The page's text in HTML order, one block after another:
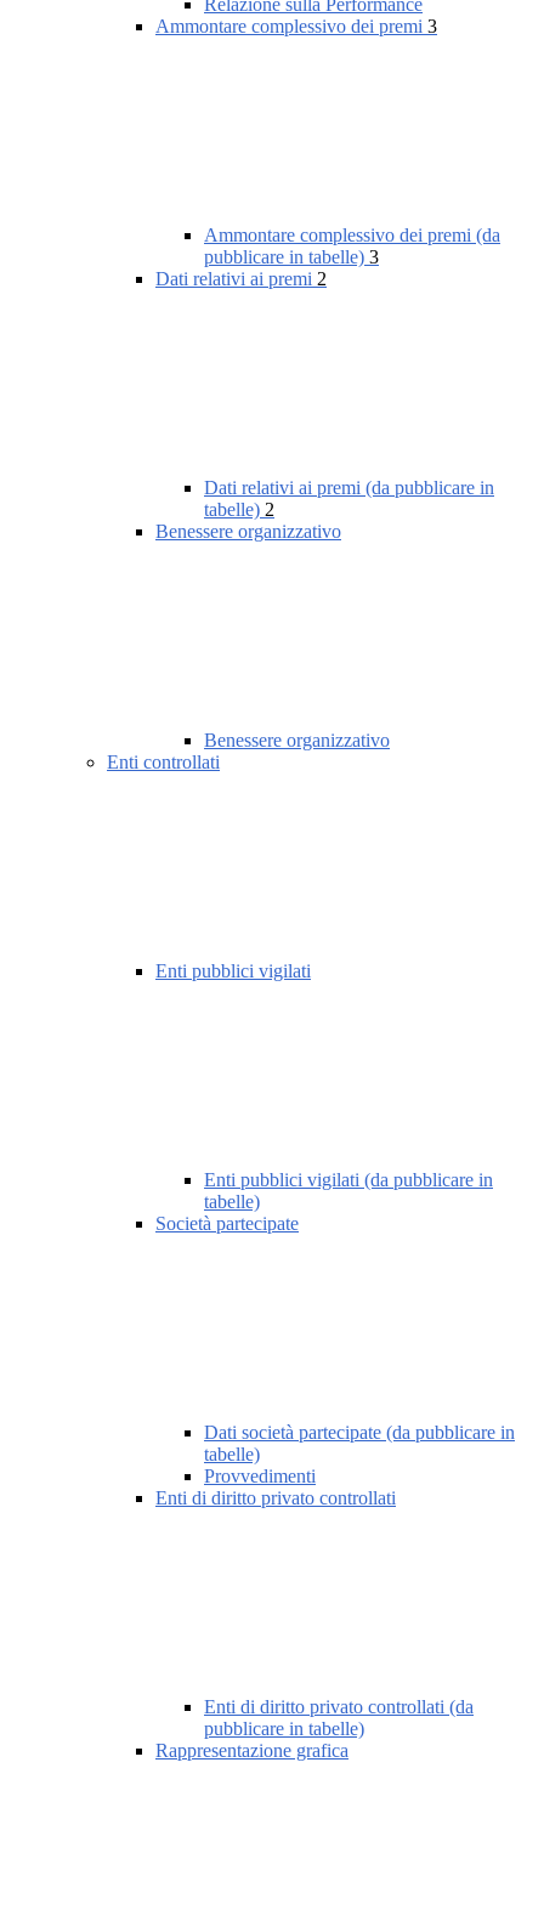
Relazione sulla Performance
Ammontare complessivo dei premi 3
Ammontare complessivo dei premi (da
pubblicare in tabelle) 3
Dati relativi ai premi 2
Dati relativi ai premi (da pubblicare in
tabelle) 2
Benessere organizzativo
Benessere organizzativo
Enti controllati
Enti pubblici vigilati
Enti pubblici vigilati (da pubblicare in
tabelle)
Società partecipate
Dati società partecipate (da pubblicare in
tabelle)
Provvedimenti
Enti di diritto privato controllati
Enti di diritto privato controllati (da
pubblicare in tabelle)
Rappresentazione grafica